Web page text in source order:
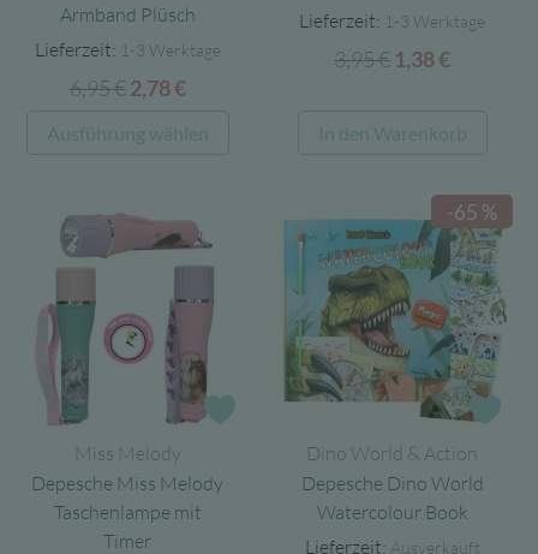
Armband Plüsch
Lieferzeit: 1-3 Werktage
6,95€ Ursprünglicher
Preis
war:
2,78€Aktueller
Preis
ist:
Ausführung wählen
Produkt
Varianten
Optionen
auf
der
Produktseite
Lieferzeit: 1-3 Werktage
3,95€ Ursprünglicher
war:
3,95 €
1,38€
ist:
1,38 €.
In den Warenkorb
Miss Melody
Depesche Miss Melody
Taschenlampe mit
Timer
-65 %
Dino World & Action
Depesche Dino World
Watercolour Book
Lieferzeit: Ausverkauft